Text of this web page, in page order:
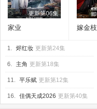
更新第06集
家业 嫁金枝
1. 烬红妆 更新第24集
6. 主角 更新第18集
11. 平乐赋 更新第12集
16. 佳偶天成2026 更新第40集